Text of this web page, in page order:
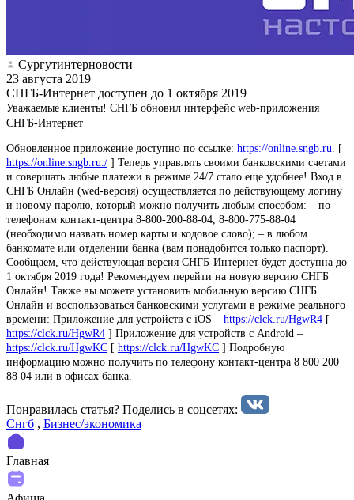
Сургутинтерновости
23 августа 2019
СНГБ-Интернет доступен до 1 октября 2019
Уважаемые клиенты! СНГБ обновил интерфейс web-приложения
СНГБ-Интернет
Обновленное приложение доступно по ссылке: https://online.sngb.ru . [
https://online.sngb.ru./ ] Теперь управлять своими банковскими счетами
и совершать любые платежи в режиме 24/7 стало еще удобнее! Вход в
СНГБ Онлайн (wed-версия) осуществляется по действующему логину
и новому паролю, который можно получить любым способом: – по
телефонам контакт-центра 8-800-200-88-04, 8-800-775-88-04
(необходимо назвать номер карты и кодовое слово); – в любом
банкомате или отделении банка (вам понадобится только паспорт).
Сообщаем, что действующая версия СНГБ-Интернет будет доступна до
1 октября 2019 года! Рекомендуем перейти на новую версию СНГБ
Онлайн! Также вы можете установить мобильную версию СНГБ
Онлайн и воспользоваться банковскими услугами в режиме реального
времени: Приложение для устройств с iOS – https://clck.ru/HgwR4 [
https://clck.ru/HgwR4 ] Приложение для устройств с Android –
https://clck.ru/HgwKC [ https://clck.ru/HgwKC ] Подробную
информацию можно получить по телефону контакт-центра 8 800 200
88 04 или в офисах банка.
Понравилась статья? Поделиcь в соцсетях:
Снгб , Бизнес/экономика
Главная